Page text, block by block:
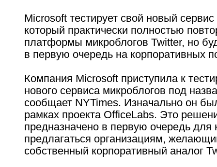
Microsoft тестирует свой новый
который практически полностью
платформы микроблогов Twitter, но
в первую очередь на корпоративных
Компания Microsoft приступила к
нового сервиса микроблогов под
сообщает NYTimes. Изначально он
рамках проекта OfficeLabs. Это
предназначено в первую очередь для
предлагаться организациям,
собственный корпоративный аналог